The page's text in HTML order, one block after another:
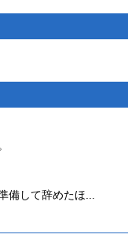
備して辞めたほ...